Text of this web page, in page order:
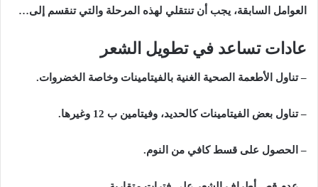
العوامل السابقة، يجب أن تنتقلي لهذه المرحلة والتي تنقسم إلى…
عادات تساعد في تطويل الشعر
– تناول الأطعمة الصحية الغنية بالفيتامينات وخاصة الخضروات.
– تناول بعض الفيتامينات كالحديد، وفيتامين ب 12 وغيرها.
– الحصول على قسط كافي من النوم.